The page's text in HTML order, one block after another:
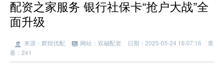
配资之家服务 银行社保卡“抢户大战”全
面升级
来源：辉煌优配 网站：双融配资 日期：2025-05-24 16:07:16
查
看：241